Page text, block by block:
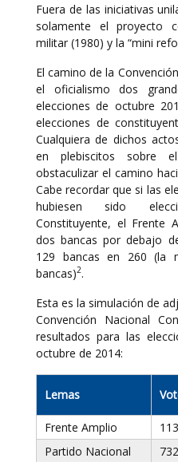
Fuera de las iniciativas
solamente el proyecto
militar (1980) y la “mini
El camino de la
el oficialismo dos
elecciones de octubre
elecciones de
Cualquiera de dichos
en plebiscitos sobre
obstaculizar el camino
Cabe recordar que si las
hubiesen sido
Constituyente, el Frente
dos bancas por debajo
129 bancas en 260 (la
bancas)2.
Esta es la simulación de
Convención Nacional
resultados para las
octubre de 2014:
Lemas
Frente Amplio
Partido Nacional